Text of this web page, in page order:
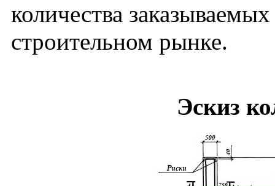
количества
строительном рынке.
Эскиз